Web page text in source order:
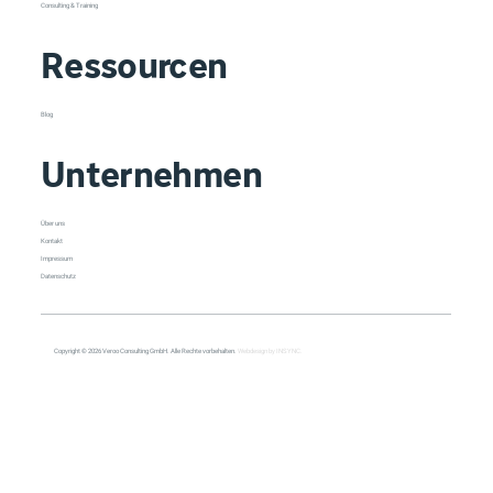
Copyright © 2026 Veroo Consulting GmbH. Alle Rechte vorbehalten. Webdesign by INSYNC.
Consulting & Training
Unternehmen
Über uns
Kontakt
Impressum
Datenschutz
Ressourcen
Blog